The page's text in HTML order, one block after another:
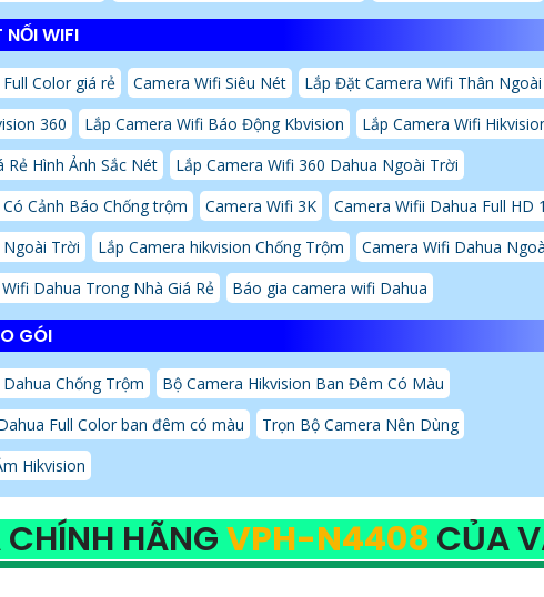
NỐI WIFI
Color giá rẻ Camera Wifi Siêu Nét
Lắp Đặt Camera Wifi Thân
360
Lắp Camera Wifi Báo Động Kbvision
Lắp Camera Wifi
Rẻ Hình Ảnh Sắc Nét
Lắp Camera Wifi 360 Dahua Ngoài Trời
Cảnh Báo Chống trộm
Camera Wifi 3K
Camera Wifii Dahua Full HD
Trời
Lắp Camera hikvision Chống Trộm
Camera Wifi Dahua
Dahua Trong Nhà Giá Rẻ
Báo gia camera wifi Dahua
GÓI
Chống Trộm
Bộ Camera Hikvision Ban Đêm Có Màu
Full Color ban đêm có màu
Trọn Bộ Camera Nên Dùng
Hikvision
HÃNGVPH-N4408CỦA